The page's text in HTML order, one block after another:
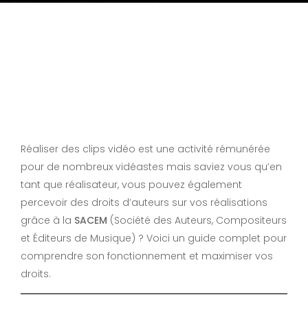
Réaliser des clips vidéo est une activité rémunérée
pour de nombreux vidéastes mais saviez vous qu’en
tant que réalisateur, vous pouvez également
percevoir des droits d’auteurs sur vos réalisations
grâce à la SACEM (Société des Auteurs, Compositeurs
et Éditeurs de Musique) ? Voici un guide complet pour
comprendre son fonctionnement et maximiser vos
droits.